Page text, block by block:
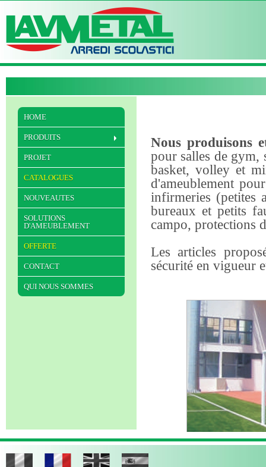
Nous produisons
pour salles de gym,
basket, volley et
d'ameublement
infirmeries (petites
bureaux et petits
campo, protections
Les articles
sécurité en vigueur
HOME
PRODUITS
PROJET
CATALOGUES
NOUVEAUTES
SOLUTIONS
D'AMEUBLEMENT
OFFERTE
CONTACT
QUI NOUS SOMMES